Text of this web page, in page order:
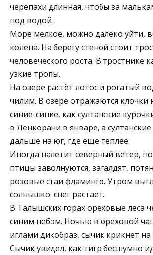
черепахи длинная, чтобы за
под водой.
Море мелкое, можно далеко уйти,
колена. На берегу стеной стоит
человеческого роста. В тростнике
узкие тропы.
На озере растёт лотос и рогатый
чилим. В озере отражаются клочки
синие-синие, как султанские
в Ленкорани в январе, а
дальше на юг, где ещё теплее.
Иногда налетит северный ветер,
птицы заволнуются, загалдят,
розовые стаи фламинго. Утром
солнышко, снег растает.
В Талышских горах ореховые леса
синим небом. Ночью в ореховой
иглами дикобраз, сычик крикнет
Сычик увидел, как тигр бесшумно